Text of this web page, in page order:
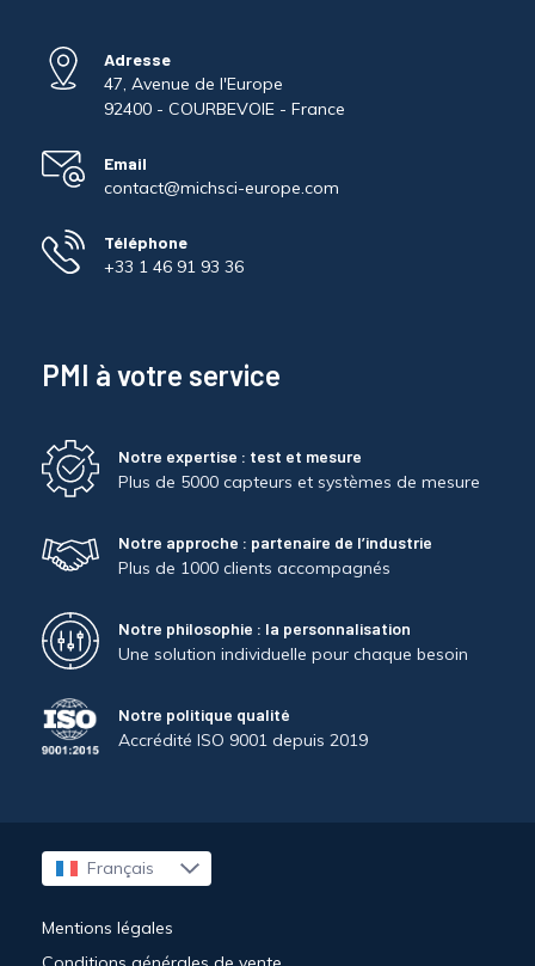
Adresse
47, Avenue de l'Europe
92400 - COURBEVOIE - France
Email
contact@michsci-europe.com
Téléphone
+33 1 46 91 93 36
PMI à votre service
Notre expertise : test et mesure
Plus de 5000 capteurs et systèmes de mesure
Notre approche : partenaire de l’industrie
Plus de 1000 clients accompagnés
Notre philosophie : la personnalisation
Une solution individuelle pour chaque besoin
Notre politique qualité
Accrédité ISO 9001 depuis 2019
Français
English
Mentions légales